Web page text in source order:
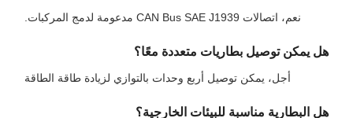
نعم، اتصالات CAN Bus SAE J1939 مدعومة لدمج المركبات.
هل يمكن توصيل بطاريات متعددة معًا؟
أجل، يمكن توصيل أربع وحدات بالتوازي لزيادة طاقة الطاقة
هل البطارية مناسبة للبيئات الخارجية؟